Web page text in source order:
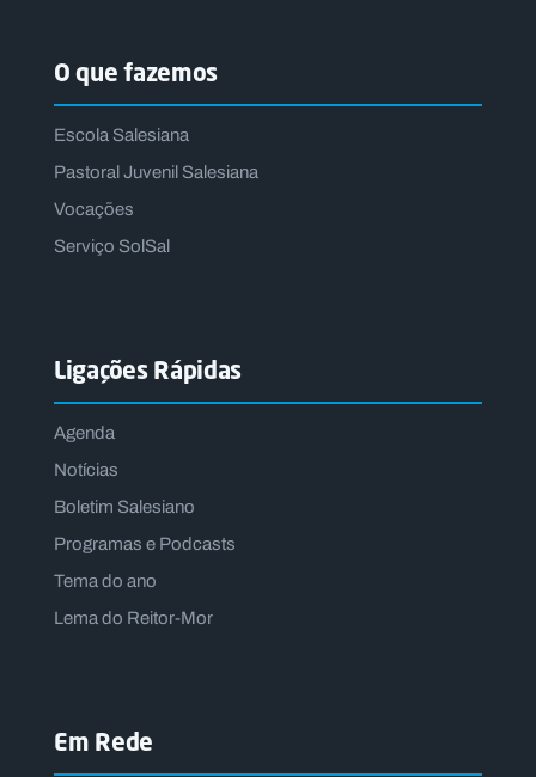
O que fazemos
Escola Salesiana
Pastoral Juvenil Salesiana
Vocações
Serviço SolSal
Ligações Rápidas
Agenda
Notícias
Boletim Salesiano
Programas e Podcasts
Tema do ano
Lema do Reitor-Mor
Em Rede